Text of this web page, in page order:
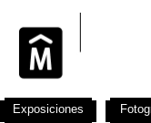
Exposiciones